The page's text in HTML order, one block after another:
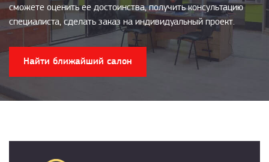
сможете оценить ее достоинства, получить консультацию
специалиста, сделать заказ на индивидуальный проект.
Найти ближайший салон